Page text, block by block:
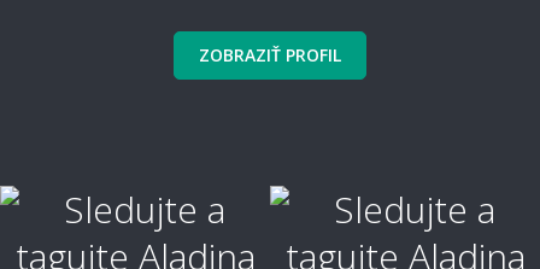
ZOBRAZIŤ PROFIL